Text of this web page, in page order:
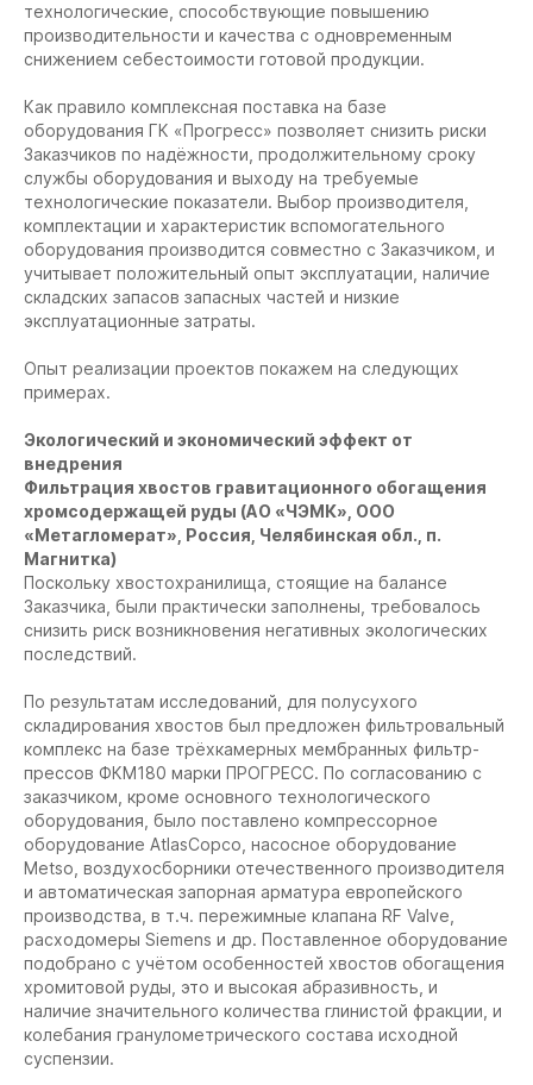
технологические, способствующие повышению
производительности и качества с одновременным
снижением себестоимости готовой продукции.
Как правило комплексная поставка на базе
оборудования ГК «Прогресс» позволяет снизить риски
Заказчиков по надёжности, продолжительному сроку
службы оборудования и выходу на требуемые
технологические показатели. Выбор производителя,
комплектации и характеристик вспомогательного
оборудования производится совместно с Заказчиком, и
учитывает положительный опыт эксплуатации, наличие
складских запасов запасных частей и низкие
эксплуатационные затраты.
Опыт реализации проектов покажем на следующих
примерах.
Экологический и экономический эффект от
внедрения
Фильтрация хвостов гравитационного обогащения
хромсодержащей руды (АО «ЧЭМК», ООО
«Метагломерат», Россия, Челябинская обл., п.
Магнитка)
Поскольку хвостохранилища, стоящие на балансе
Заказчика, были практически заполнены, требовалось
снизить риск возникновения негативных экологических
последствий.
По результатам исследований, для полусухого
складирования хвостов был предложен фильтровальный
комплекс на базе трёхкамерных мембранных фильтр-
прессов ФКМ180 марки ПРОГРЕСС. По согласованию с
заказчиком, кроме основного технологического
оборудования, было поставлено компрессорное
оборудование AtlasCopco, насосное оборудование
Metso, воздухосборники отечественного производителя
и автоматическая запорная арматура европейского
производства, в т.ч. пережимные клапана RF Valve,
расходомеры Siemens и др. Поставленное оборудование
подобрано с учётом особенностей хвостов обогащения
хромитовой руды, это и высокая абразивность, и
наличие значительного количества глинистой фракции, и
колебания гранулометрического состава исходной
суспензии.